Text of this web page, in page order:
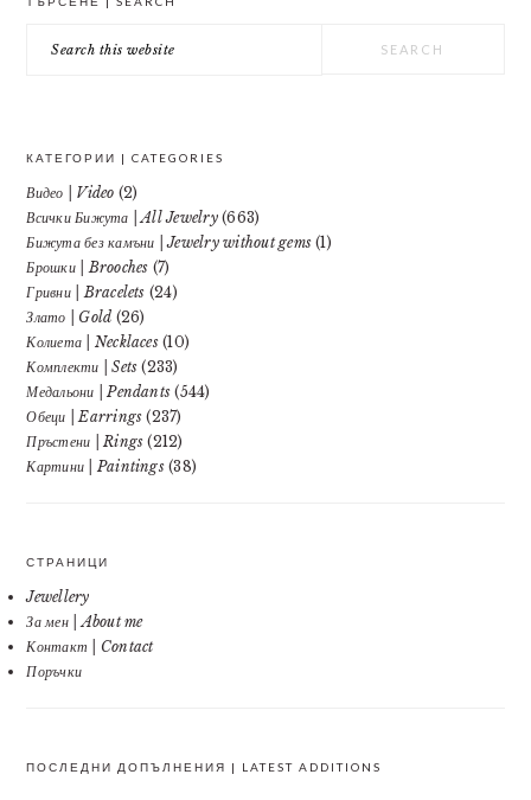
this
КАТЕГОРИИ | CATEGORIES
Видео | Video (2)
Всички Бижута | All Jewelry(663)
Бижута без камъни | Jewelry without gems (1)
Брошки | Brooches (7)
Гривни | Bracelets (24)
Злато | Gold (26)
Колиета | Necklaces(10)
Комплекти | Sets (233)
Медальони | Pendants (544)
Обеци | Earrings (237)
Пръстени | Rings (212)
Картини | Paintings(38)
СТРАНИЦИ
Jewellery
За мен | About me
Контакт | Contact
Поръчки
ПОСЛЕДНИ ДОПЪЛНЕНИЯ | LATEST ADDITIONS